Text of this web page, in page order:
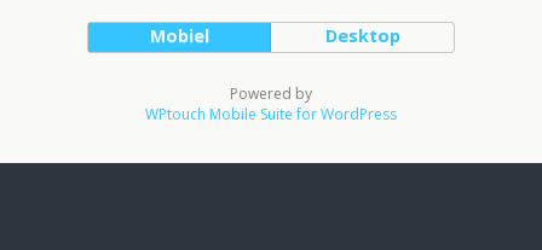
Mobiel Desktop
Powered by
WPtouch Mobile Suite for WordPress